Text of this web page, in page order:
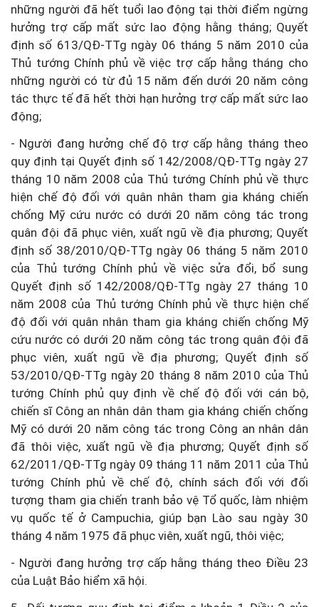
những người đã hết tuổi lao động tại thời điểm ngừng
hưởng trợ cấp mất sức lao động hằng tháng; Quyết
định số 613/QĐ-TTg ngày 06 tháng 5 năm 2010 của
Thủ tướng Chính phủ về việc trợ cấp hằng tháng cho
những người có từ đủ 15 năm đến dưới 20 năm công
tác thực tế đã hết thời hạn hưởng trợ cấp mất sức lao
động;
- Người đang hưởng chế độ trợ cấp hằng tháng theo
quy định tại Quyết định số 142/2008/QĐ-TTg ngày 27
tháng 10 năm 2008 của Thủ tướng Chính phủ về thực
hiện chế độ đối với quân nhân tham gia kháng chiến
chống Mỹ cứu nước có dưới 20 năm công tác trong
quân đội đã phục viên, xuất ngũ về địa phương; Quyết
định số 38/2010/QĐ-TTg ngày 06 tháng 5 năm 2010
của Thủ tướng Chính phủ về việc sửa đổi, bổ sung
Quyết định số 142/2008/QĐ-TTg ngày 27 tháng 10
năm 2008 của Thủ tướng Chính phủ về thực hiện chế
độ đối với quân nhân tham gia kháng chiến chống Mỹ
cứu nước có dưới 20 năm công tác trong quân đội đã
phục viên, xuất ngũ về địa phương; Quyết định số
53/2010/QĐ-TTg ngày 20 tháng 8 năm 2010 của Thủ
tướng Chính phủ quy định về chế độ đối với cán bộ,
chiến sĩ Công an nhân dân tham gia kháng chiến chống
Mỹ có dưới 20 năm công tác trong Công an nhân dân
đã thôi việc, xuất ngũ về địa phương; Quyết định số
62/2011/QĐ-TTg ngày 09 tháng 11 năm 2011 của Thủ
tướng Chính phủ về chế độ, chính sách đối với đối
tượng tham gia chiến tranh bảo vệ Tổ quốc, làm nhiệm
vụ quốc tế ở Campuchia, giúp bạn Lào sau ngày 30
tháng 4 năm 1975 đã phục viên, xuất ngũ, thôi việc;
- Người đang hưởng trợ cấp hằng tháng theo Điều 23
của Luật Bảo hiểm xã hội.